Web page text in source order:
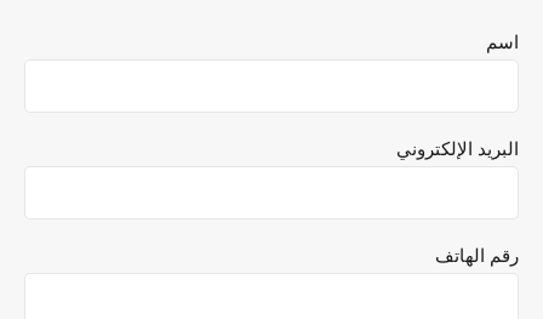
اسم
البريد الإلكتروني
رقم الهاتف